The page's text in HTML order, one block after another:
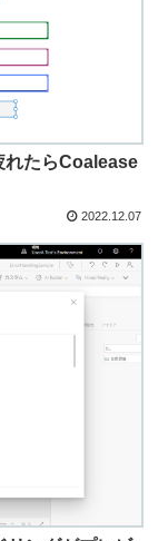
たらCoalease
2022.12.07